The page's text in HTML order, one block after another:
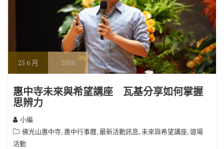
25 6 月 2026
惠中寺未來與希望講座 瓦基分享如何掌握
思辨力
小編
佛光山惠中寺, 惠中行事曆,最新活動訊息,未來與希望講座,道場
活動